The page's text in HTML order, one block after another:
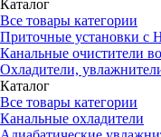
Каталог
Все товары категории
Приточные установки c
Канальные очистители
Охладители,
Каталог
Все товары категории
Канальные охладители